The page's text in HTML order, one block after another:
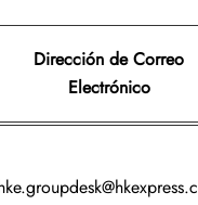
Dirección de Correo
Electrónico